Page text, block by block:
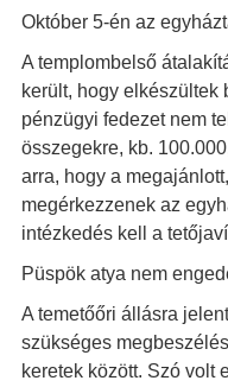
Október 5-én az
A templombelső
került, hogy elkészültek
pénzügyi fedezet nem
összegekre, kb.
arra, hogy a
megérkezzenek az
intézkedés kell a
Püspök atya nem
A temetőőri állásra
szükséges
keretek között. Szó volt